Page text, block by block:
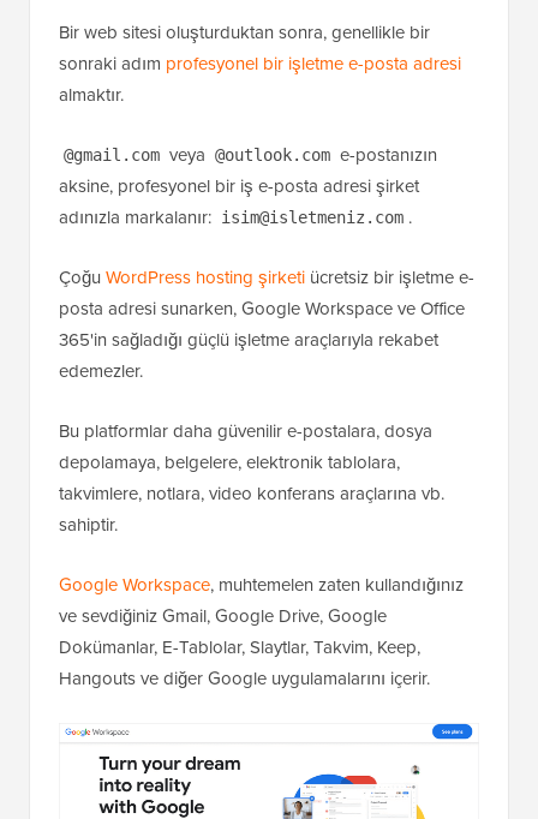
Bir web sitesi oluşturduktan sonra, genellikle bir
sonraki adım profesyonel bir işletme e-posta adresi
almaktır.
@gmail.com veya @outlook.com e-postanızın
aksine, profesyonel bir iş e-posta adresi şirket
adınızla markalanır: isim@isletmeniz.com .
Çoğu WordPress hosting şirketi ücretsiz bir işletme e-
posta adresi sunarken, Google Workspace ve Office
365'in sağladığı güçlü işletme araçlarıyla rekabet
edemezler.
Bu platformlar daha güvenilir e-postalara, dosya
depolamaya, belgelere, elektronik tablolara,
takvimlere, notlara, video konferans araçlarına vb.
sahiptir.
Google Workspace, muhtemelen zaten kullandığınız
ve sevdiğiniz Gmail, Google Drive, Google
Dokümanlar, E-Tablolar, Slaytlar, Takvim, Keep,
Hangouts ve diğer Google uygulamalarını içerir.